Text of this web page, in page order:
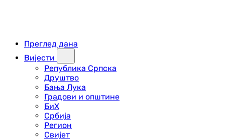
Преглед дана
Вијести
Република Српска
Друштво
Бања Лука
Градови и општине
БиХ
Србија
Регион
Свијет